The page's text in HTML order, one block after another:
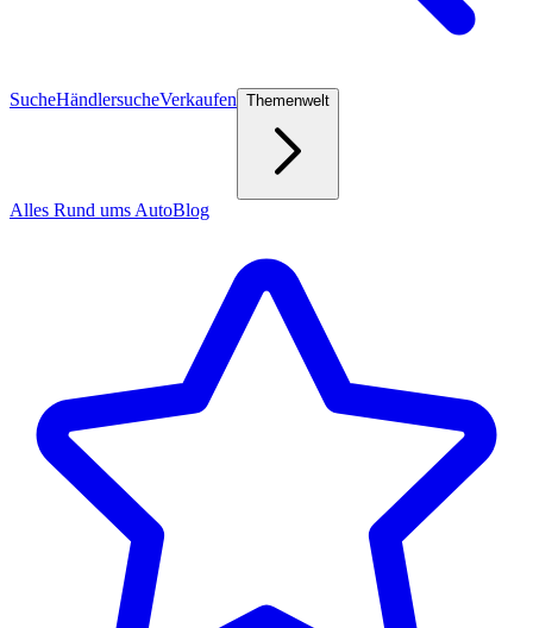
SucheHändlersucheVerkaufen Themenwelt
Alles Rund ums AutoBlog